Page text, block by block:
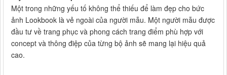
Một trong những yếu tố không thể thiếu để làm đẹp cho bức
ảnh Lookbook là vẻ ngoài của người mẫu. Một người mẫu được
đầu tư về trang phục và phong cách trang điểm phù hợp với
concept và thông điệp của từng bộ ảnh sẽ mang lại hiệu quả
cao.